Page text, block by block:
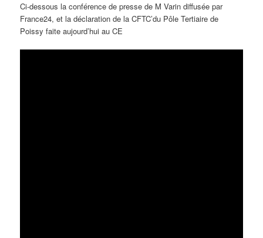
Ci-dessous la conférence de presse de M Varin diffusée par
France24, et la déclaration de la CFTC’du Pôle Tertiaire de
Poissy faite aujourd’hui au CE